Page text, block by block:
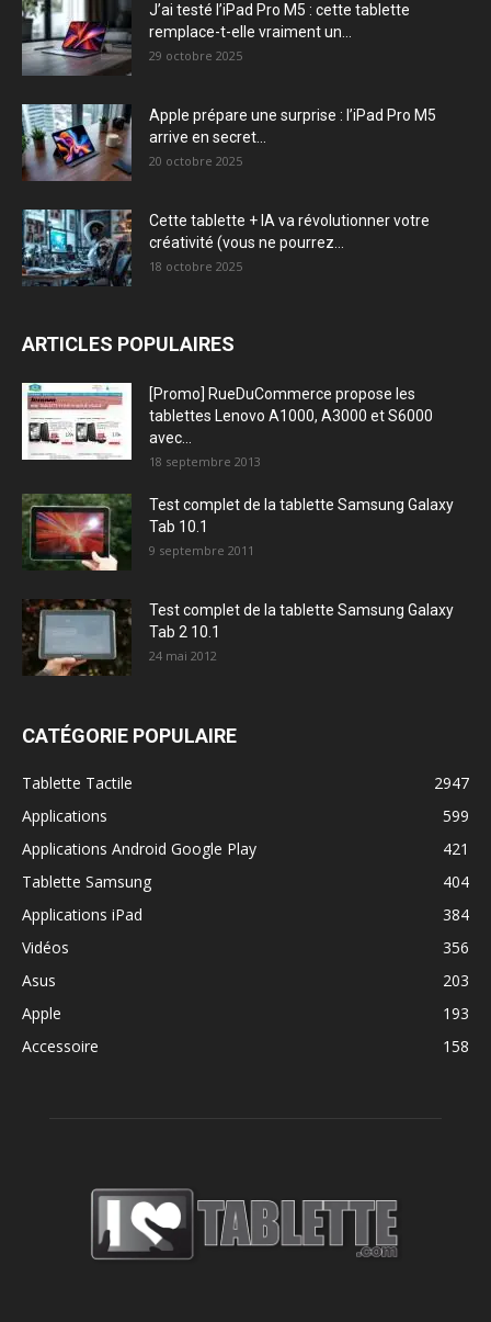
J’ai testé l’iPad Pro M5 : cette tablette
remplace-t-elle vraiment un...
29 octobre 2025
Apple prépare une surprise : l’iPad Pro M5
arrive en secret...
20 octobre 2025
Cette tablette + IA va révolutionner votre
créativité (vous ne pourrez...
18 octobre 2025
ARTICLES POPULAIRES
[Promo] RueDuCommerce propose les
tablettes Lenovo A1000, A3000 et S6000
avec...
18 septembre 2013
Test complet de la tablette Samsung Galaxy
Tab 10.1
9 septembre 2011
Test complet de la tablette Samsung Galaxy
Tab 2 10.1
24 mai 2012
CATÉGORIE POPULAIRE
Tablette Tactile
2947
Applications
599
Applications Android Google Play
421
Tablette Samsung
404
Applications iPad
384
Vidéos
356
Asus
203
Apple
193
Accessoire
158